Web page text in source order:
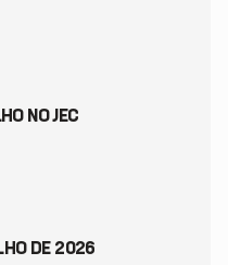
NO JEC
DE 2026